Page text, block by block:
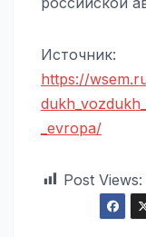
Источник:
https://
_evropa/
Post Views: